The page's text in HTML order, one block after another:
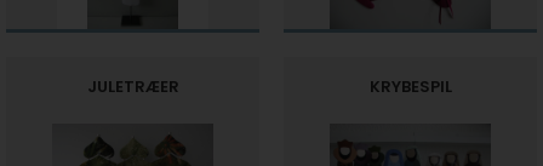
JULETRÆER KRYBESPIL